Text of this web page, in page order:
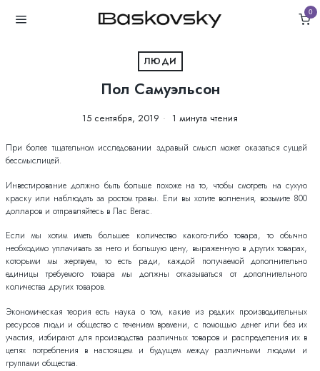
0
ЛЮДИ
Пол Самуэльсон
15 сентября, 2019 1 минута чтения
При более тщательном исследовании здравый смысл может оказаться сущей
бессмыслицей.
Инвестирование должно быть больше похоже на то, чтобы смотреть на сухую
краску или наблюдать за ростом травы. Ели вы хотите волнения, возьмите 800
долларов и отправляйтесь в Лас Вегас.
Если мы хотим иметь большее количество какого-либо товара, то обычно
необходимо уплачивать за него и большую цену, выраженную в других товарах,
которыми мы жертвуем, то есть ради, каждой получаемой дополнительно
единицы требуемого товара мы должны отказываться от дополнительного
количества других товаров.
Экономическая теория есть наука о том, какие из редких производительных
ресурсов люди и общество с течением времени, с помощью денег или без их
участия, избирают для производства различных товаров и распределения их в
целях потребления в настоящем и будущем между различными людьми и
группами общества.